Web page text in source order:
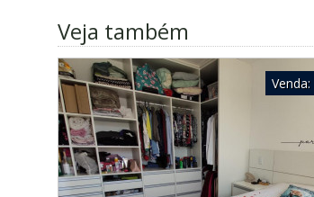
Veja também
Venda: